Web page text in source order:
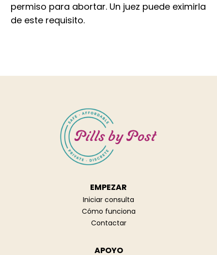
permiso para abortar. Un juez puede eximirla
de este requisito.
EMPEZAR
Iniciar consulta
Cómo funciona
Contactar
APOYO